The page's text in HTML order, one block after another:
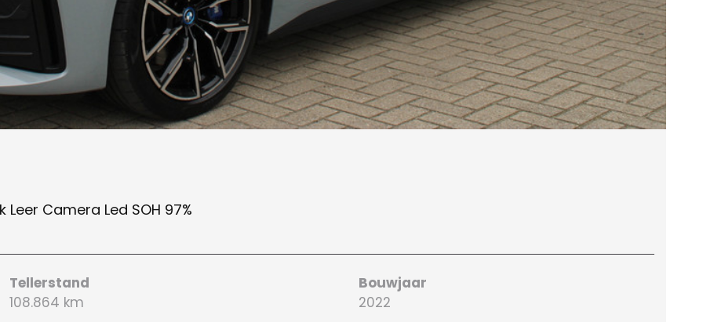
Camera Led SOH 97%
Tellerstand
108.864 km
Bouwjaar
2022